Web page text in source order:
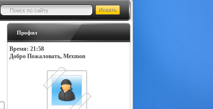
Профил
Время: 21:58
Добро Пожаловать, Mexmon